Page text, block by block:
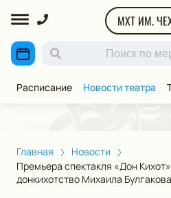
МХТ ИМ.
Расписание Новости театра
Главная
Новости
Премьера спектакля «Дон
донкихотство Михаила Булгакова